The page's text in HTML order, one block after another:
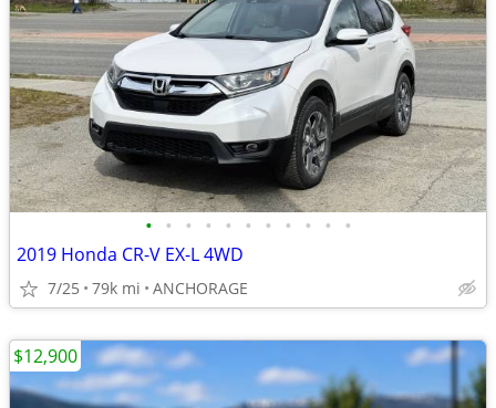
• • • • • • • • • • •
2019 Honda CR-V EX-L 4WD
7/25 79k mi ANCHORAGE
$12,900